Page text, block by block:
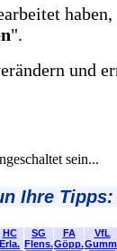
".
und
sein...
Ihre Tipps:
HC
Erla.
SG
Flens.
FA
Göpp.
VfL